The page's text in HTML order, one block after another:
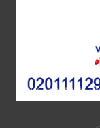
, مؤسسة حورس للمحاماة